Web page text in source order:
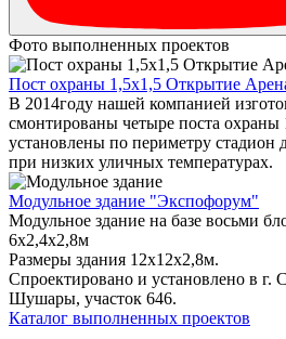
Фото выполненных проектов
Пост охраны 1,5х1,5 Открытие
В 2014году нашей компанией
смонтированы четыре поста
установлены по периметру стадион
при низких уличных температурах.
Модульное здание "Экспофорум"
Модульное здание на базе восьми
6x2,4x2,8м
Размеры здания 12х12х2,8м.
Спроектировано и установлено в г.
Шушары, участок 646.
Каталог выполненных проектов